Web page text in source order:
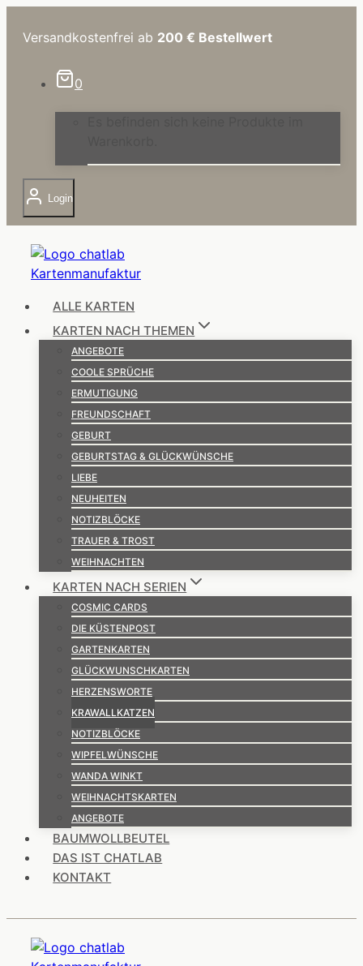
Inhalt
Versandkostenfrei ab 200 € Bestellwert
0
Login
ALLE KARTEN
KARTEN NACH THEMEN
ANGEBOTE
COOLE SPRÜCHE
ERMUTIGUNG
FREUNDSCHAFT
GEBURT
GEBURTSTAG & GLÜCKWÜNSCHE
LIEBE
NEUHEITEN
NOTIZBLÖCKE
TRAUER & TROST
WEIHNACHTEN
KARTEN NACH SERIEN
COSMIC CARDS
DIE KÜSTENPOST
GARTENKARTEN
GLÜCKWUNSCHKARTEN
HERZENSWORTE
KRAWALLKATZEN
NOTIZBLÖCKE
WIPFELWÜNSCHE
WANDA WINKT
WEIHNACHTSKARTEN
ANGEBOTE
BAUMWOLLBEUTEL
DAS IST CHATLAB
KONTAKT